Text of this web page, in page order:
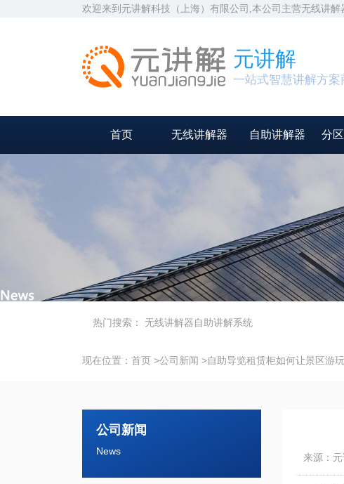
欢迎来到元讲解科技（上海）有限公司,本公司主营无线讲
元讲解
一站式智慧讲解方案
首页 无线讲解器 自助讲解器 分
热门搜索： 无线讲解器自助讲解系统
现在位置： 首页 >公司新闻 >自助导览租赁柜如何让景区游
公司新闻
News
来源：